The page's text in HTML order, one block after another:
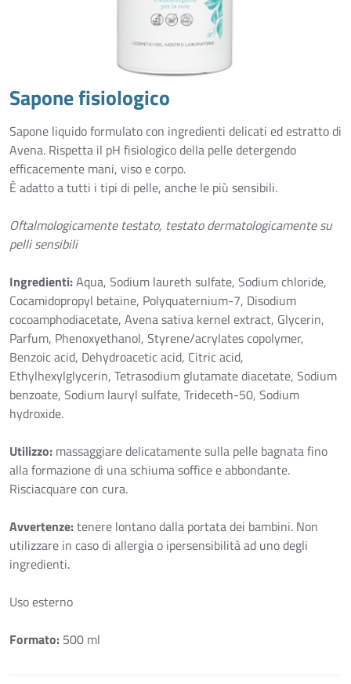
Sapone fisiologico
Sapone liquido formulato con ingredienti delicati ed estratto di
Avena. Rispetta il pH fisiologico della pelle detergendo
efficacemente mani, viso e corpo.
È adatto a tutti i tipi di pelle, anche le più sensibili.
Oftalmologicamente testato, testato dermatologicamente su
pelli sensibili
Ingredienti:Aqua, Sodium laureth sulfate, Sodium chloride,
Cocamidopropyl betaine, Polyquaternium-7, Disodium
cocoamphodiacetate, Avena sativa kernel extract, Glycerin,
Parfum, Phenoxyethanol, Styrene/acrylates copolymer,
Benzoic acid, Dehydroacetic acid, Citric acid,
Ethylhexylglycerin, Tetrasodium glutamate diacetate, Sodium
benzoate, Sodium lauryl sulfate, Trideceth-50, Sodium
hydroxide.
Utilizzo: massaggiare delicatamente sulla pelle bagnata fino
alla formazione di una schiuma soffice e abbondante.
Risciacquare con cura.
Avvertenze:tenere lontano dalla portata dei bambini. Non
utilizzare in caso di allergia o ipersensibilità ad uno degli
ingredienti.
Uso esterno
Formato: 500 ml